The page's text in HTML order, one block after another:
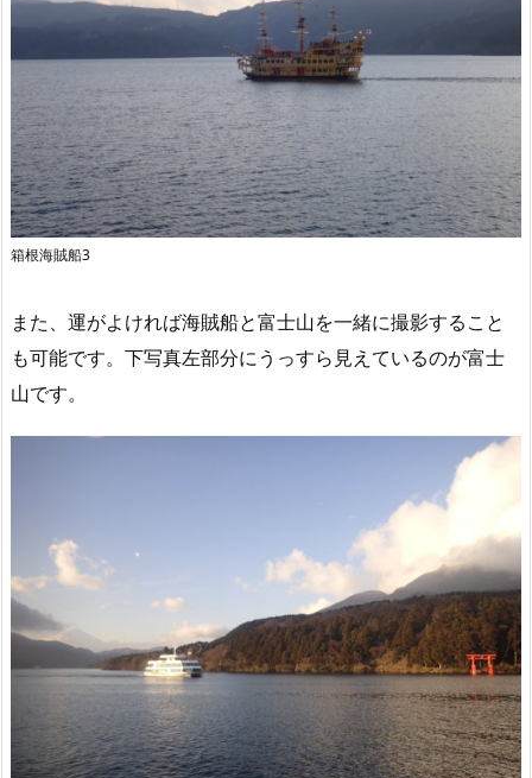
箱根海賊船3
また、運がよければ海賊船と富士山を一緒に撮影すること
も可能です。下写真左部分にうっすら見えているのが富士
山です。